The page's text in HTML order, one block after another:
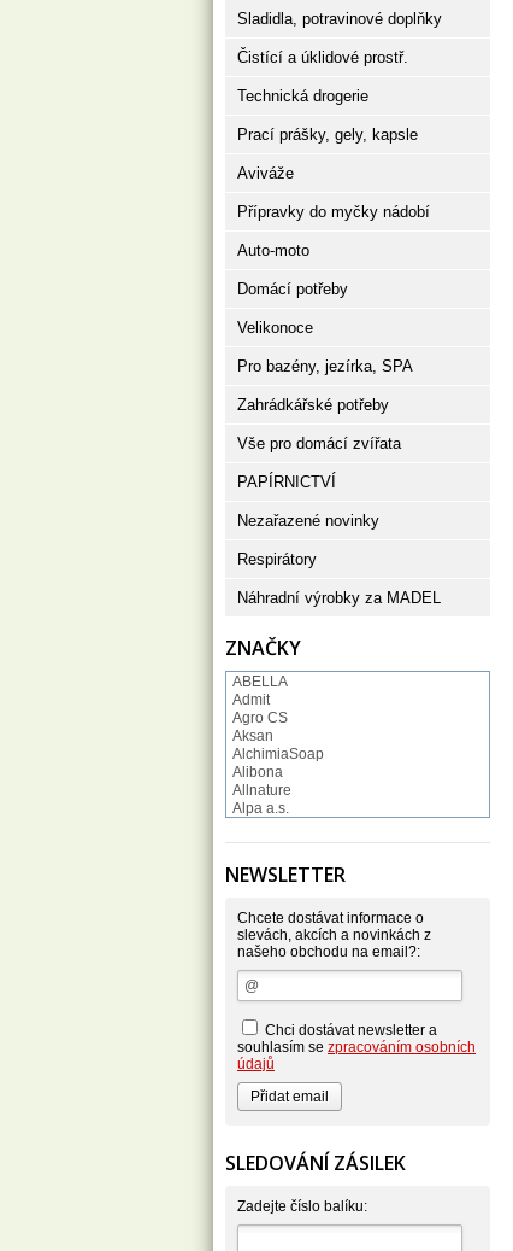
Sladidla, potravinové doplňky
Čistící a úklidové prostř.
Technická drogerie
Prací prášky, gely, kapsle
Aviváže
Přípravky do myčky nádobí
Auto-moto
Domácí potřeby
Velikonoce
Pro bazény, jezírka, SPA
Zahrádkářské potřeby
Vše pro domácí zvířata
PAPÍRNICTVÍ
Nezařazené novinky
Respirátory
Náhradní výrobky za MADEL
ZNAČKY
ABELLA
Admit
Agro CS
Aksan
AlchimiaSoap
Alibona
Allnature
Alpa a.s.
Alufix
Astonish
Atlantic
AutoMax Group
Axcentive
BaL
Bateria
Beauty Lille
Beiersdorf - Nivea
Bella
Benkor
BERGEN S. R. L.
Bettina Barty
Bio-repel
Bioclean
Biolit
BIOM s.r.o.
NEWSLETTER
Chcete dostávat informace o
slevách, akcích a novinkách z
našeho obchodu na email?:
Chci dostávat newsletter a
souhlasím se zpracováním osobních
údajů
SLEDOVÁNÍ ZÁSILEK
Zadejte číslo balíku: